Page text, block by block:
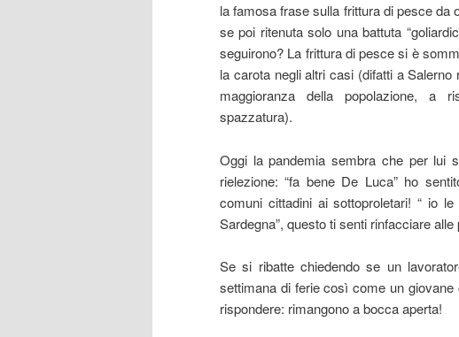
la famosa frase sulla frittura di pesce da
se poi ritenuta solo una battuta
seguirono? La frittura di pesce si è
la carota negli altri casi (difatti a
maggioranza della popolazione, a
spazzatura).
Oggi la pandemia sembra che per lui
rielezione: “fa bene De Luca” ho
comuni cittadini ai sottoproletari! “ io
Sardegna”, questo ti senti rinfacciare
Se si ribatte chiedendo se un
settimana di ferie così come un
rispondere: rimangono a bocca aperta!